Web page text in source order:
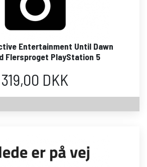
Entertainment Until Dawn
Flersproget PlayStation 5
319,00 DKK